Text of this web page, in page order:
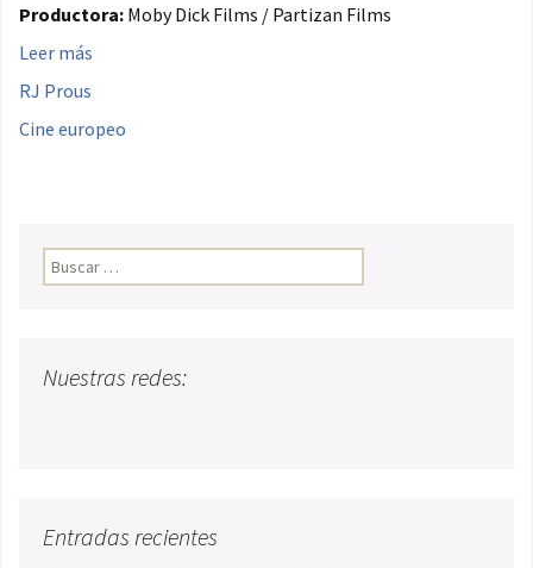
Productora: Moby Dick Films / Partizan Films
Leer más
RJ Prous
Cine europeo
Buscar:
Nuestras redes:
Entradas recientes